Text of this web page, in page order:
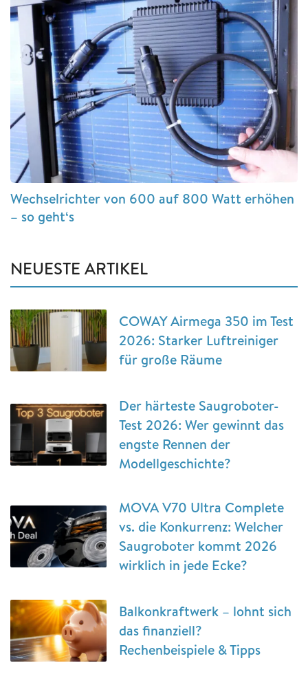
Wechselrichter von 600 auf 800 Watt erhöhen
– so geht‘s
NEUESTE ARTIKEL
COWAY Airmega 350 im Test
2026: Starker Luftreiniger
für große Räume
Der härteste Saugroboter-
Test 2026: Wer gewinnt das
engste Rennen der
Modellgeschichte?
MOVA V70 Ultra Complete
vs. die Konkurrenz: Welcher
Saugroboter kommt 2026
wirklich in jede Ecke?
Balkonkraftwerk – lohnt sich
das finanziell?
Rechenbeispiele & Tipps